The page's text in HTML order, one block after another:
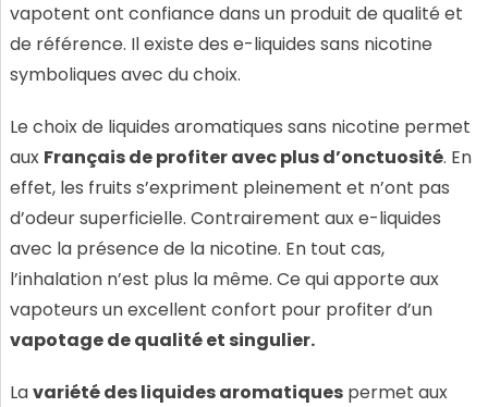
vapotent ont confiance dans un produit de qualité et
de référence. Il existe des e-liquides sans nicotine
symboliques avec du choix.
Le choix de liquides aromatiques sans nicotine permet
aux Français de profiter avec plus d’onctuosité. En
effet, les fruits s’expriment pleinement et n’ont pas
d’odeur superficielle. Contrairement aux e-liquides
avec la présence de la nicotine. En tout cas,
l’inhalation n’est plus la même. Ce qui apporte aux
vapoteurs un excellent confort pour profiter d’un
vapotage de qualité et singulier.
Lavariété des liquides aromatiquespermet aux